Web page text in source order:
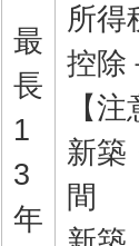
最
長
1
3
年
所得
控除
【注
新築
間